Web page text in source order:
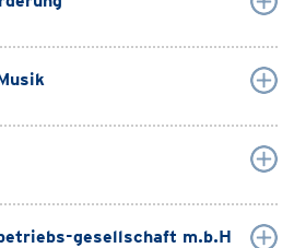
gesellschaft m.b.H